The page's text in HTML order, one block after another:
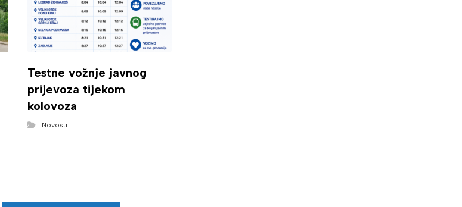
Testne vožnje javnog
prijevoza tijekom
kolovoza
Novosti